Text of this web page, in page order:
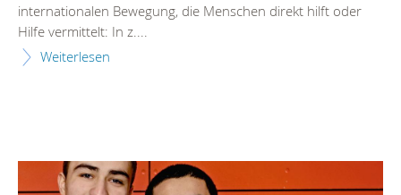
internationalen Bewegung, die Menschen direkt hilft oder
Hilfe vermittelt: In z....
Weiterlesen